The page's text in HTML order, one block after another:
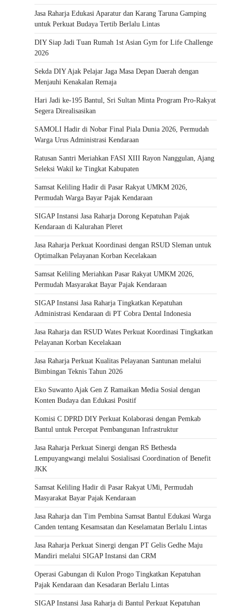
Jasa Raharja Edukasi Aparatur dan Karang Taruna Gamping
untuk Perkuat Budaya Tertib Berlalu Lintas
DIY Siap Jadi Tuan Rumah 1st Asian Gym for Life Challenge
2026
Sekda DIY Ajak Pelajar Jaga Masa Depan Daerah dengan
Menjauhi Kenakalan Remaja
Hari Jadi ke-195 Bantul, Sri Sultan Minta Program Pro-Rakyat
Segera Direalisasikan
SAMOLI Hadir di Nobar Final Piala Dunia 2026, Permudah
Warga Urus Administrasi Kendaraan
Ratusan Santri Meriahkan FASI XIII Rayon Nanggulan, Ajang
Seleksi Wakil ke Tingkat Kabupaten
Samsat Keliling Hadir di Pasar Rakyat UMKM 2026,
Permudah Warga Bayar Pajak Kendaraan
SIGAP Instansi Jasa Raharja Dorong Kepatuhan Pajak
Kendaraan di Kalurahan Pleret
Jasa Raharja Perkuat Koordinasi dengan RSUD Sleman untuk
Optimalkan Pelayanan Korban Kecelakaan
Samsat Keliling Meriahkan Pasar Rakyat UMKM 2026,
Permudah Masyarakat Bayar Pajak Kendaraan
SIGAP Instansi Jasa Raharja Tingkatkan Kepatuhan
Administrasi Kendaraan di PT Cobra Dental Indonesia
Jasa Raharja dan RSUD Wates Perkuat Koordinasi Tingkatkan
Pelayanan Korban Kecelakaan
Jasa Raharja Perkuat Kualitas Pelayanan Santunan melalui
Bimbingan Teknis Tahun 2026
Eko Suwanto Ajak Gen Z Ramaikan Media Sosial dengan
Konten Budaya dan Edukasi Positif
Komisi C DPRD DIY Perkuat Kolaborasi dengan Pemkab
Bantul untuk Percepat Pembangunan Infrastruktur
Jasa Raharja Perkuat Sinergi dengan RS Bethesda
Lempuyangwangi melalui Sosialisasi Coordination of Benefit
JKK
Samsat Keliling Hadir di Pasar Rakyat UMi, Permudah
Masyarakat Bayar Pajak Kendaraan
Jasa Raharja dan Tim Pembina Samsat Bantul Edukasi Warga
Canden tentang Kesamsatan dan Keselamatan Berlalu Lintas
Jasa Raharja Perkuat Sinergi dengan PT Gelis Gedhe Maju
Mandiri melalui SIGAP Instansi dan CRM
Operasi Gabungan di Kulon Progo Tingkatkan Kepatuhan
Pajak Kendaraan dan Kesadaran Berlalu Lintas
SIGAP Instansi Jasa Raharja di Bantul Perkuat Kepatuhan